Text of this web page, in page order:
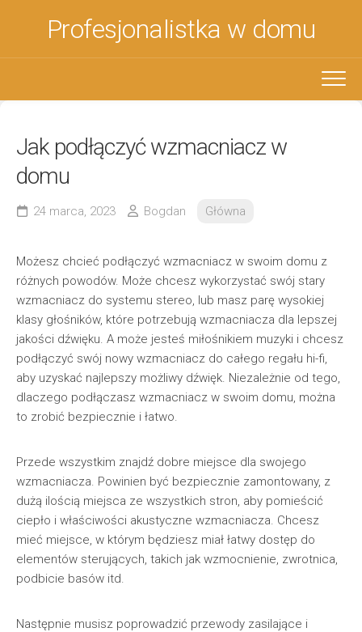
Profesjonalistka w domu
Jak podłączyć wzmacniacz w
domu
24 marca, 2023 Bogdan Główna
Możesz chcieć podłączyć wzmacniacz w swoim domu z
różnych powodów. Może chcesz wykorzystać swój stary
wzmacniacz do systemu stereo, lub masz parę wysokiej
klasy głośników, które potrzebują wzmacniacza dla lepszej
jakości dźwięku. A może jesteś miłośnikiem muzyki i chcesz
podłączyć swój nowy wzmacniacz do całego regału hi-fi,
aby uzyskać najlepszy możliwy dźwięk. Niezależnie od tego,
dlaczego podłączasz wzmacniacz w swoim domu, można
to zrobić bezpiecznie i łatwo.
Przede wszystkim znajdź dobre miejsce dla swojego
wzmacniacza. Powinien być bezpiecznie zamontowany, z
dużą ilością miejsca ze wszystkich stron, aby pomieścić
ciepło i właściwości akustyczne wzmacniacza. Chcesz
mieć miejsce, w którym będziesz miał łatwy dostęp do
elementów sterujących, takich jak wzmocnienie, zwrotnica,
podbicie basów itd.
Następnie musisz poprowadzić przewody zasilające i